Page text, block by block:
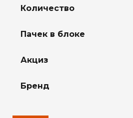
Количество
Пачек в блоке
Акциз
Бренд